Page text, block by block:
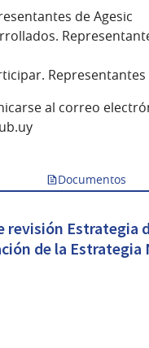
de Agesic
Representantes
al correo
Documentos
revisión Estrategia
de la Estrategia
nueva)